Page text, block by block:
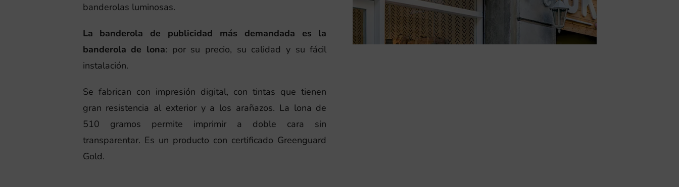
banderolas luminosas.
La banderola de publicidad más demandada es la
banderola de lona: por su precio, su calidad y su fácil
instalación.
Se fabrican con impresión digital, con tintas que tienen
gran resistencia al exterior y a los arañazos. La lona de
510 gramos permite imprimir a doble cara sin
transparentar. Es un producto con certificado Greenguard
Gold.